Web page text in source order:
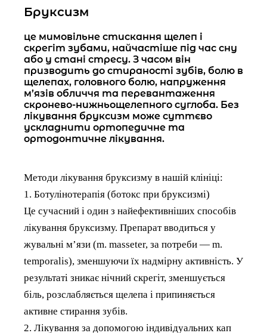
Бруксизм
це мимовільне стискання щелеп і
скрегіт зубами, найчастіше під час сну
або у стані стресу. З часом він
призводить до стираності зубів, болю в
щелепах, головного болю, напруження
м’язів обличчя та перевантаження
скронево-нижньощелепного суглоба. Без
лікування бруксизм може суттєво
ускладнити ортопедичне та
ортодонтичне лікування.
Методи лікування бруксизму в нашій клініці:
1. Ботулінотерапія (ботокс при бруксизмі)
Це сучасний і один з найефективніших способів
лікування бруксизму. Препарат вводиться у
жувальні м’язи (m. masseter, за потреби — m.
temporalis), зменшуючи їх надмірну активність. У
результаті зникає нічний скрегіт, зменшується
біль, розслабляється щелепа і припиняється
активне стирання зубів.
2. Лікування за допомогою індивідуальних кап